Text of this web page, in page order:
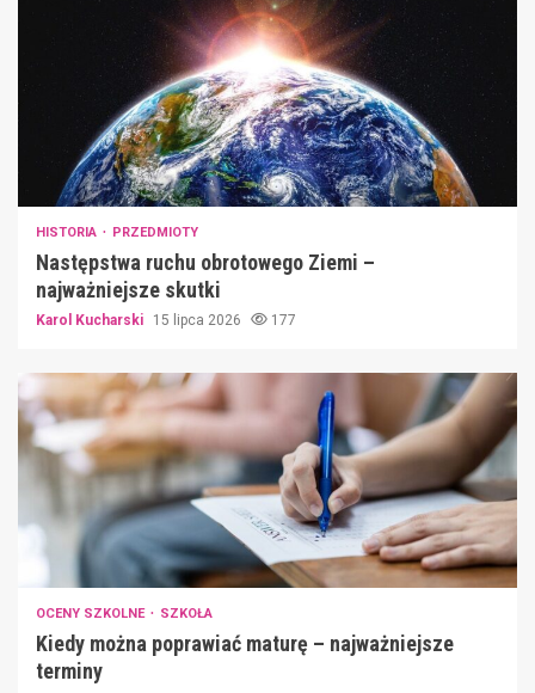
HISTORIA PRZEDMIOTY
Następstwa ruchu obrotowego Ziemi –
najważniejsze skutki
Karol Kucharski 15 lipca 2026 177
OCENY SZKOLNE SZKOŁA
Kiedy można poprawiać maturę – najważniejsze
terminy